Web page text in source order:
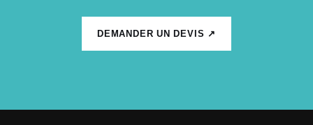
DEMANDER UN DEVIS ↗